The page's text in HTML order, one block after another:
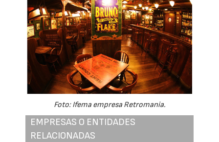
Foto: Ifema empresa Retromania.
EMPRESAS O ENTIDADES
RELACIONADAS